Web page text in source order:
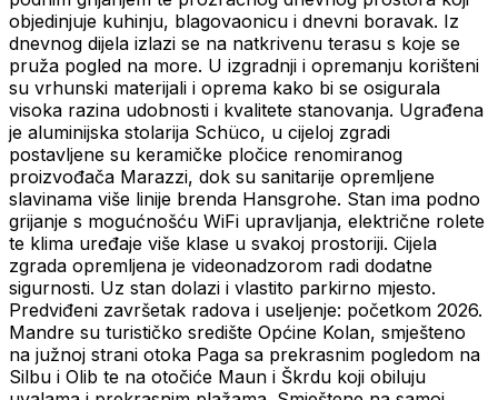
objedinjuje kuhinju, blagovaonicu i dnevni boravak. Iz
dnevnog dijela izlazi se na natkrivenu terasu s koje se
pruža pogled na more. U izgradnji i opremanju korišteni
su vrhunski materijali i oprema kako bi se osigurala
visoka razina udobnosti i kvalitete stanovanja. Ugrađena
je aluminijska stolarija Schüco, u cijeloj zgradi
postavljene su keramičke pločice renomiranog
proizvođača Marazzi, dok su sanitarije opremljene
slavinama više linije brenda Hansgrohe. Stan ima podno
grijanje s mogućnošću WiFi upravljanja, električne rolete
te klima uređaje više klase u svakoj prostoriji. Cijela
zgrada opremljena je videonadzorom radi dodatne
sigurnosti. Uz stan dolazi i vlastito parkirno mjesto.
Predviđeni završetak radova i useljenje: početkom 2026.
Mandre su turističko središte Općine Kolan, smješteno
na južnoj strani otoka Paga sa prekrasnim pogledom na
Silbu i Olib te na otočiće Maun i Škrdu koji obiluju